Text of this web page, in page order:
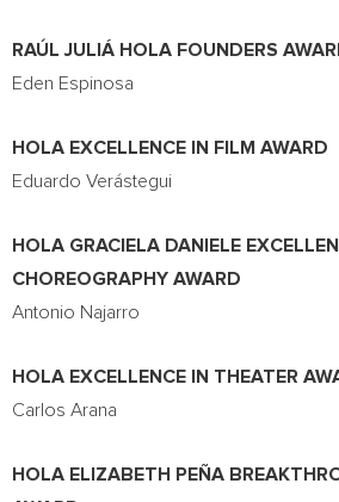
RAÚL JULIÁ HOLA FOUNDERS
Eden Espinosa
HOLA EXCELLENCE IN FILM AWARD
Eduardo Verástegui
HOLA GRACIELA DANIELE
CHOREOGRAPHY AWARD
Antonio Najarro
HOLA EXCELLENCE IN THEATER
Carlos Arana
HOLA ELIZABETH PEÑA